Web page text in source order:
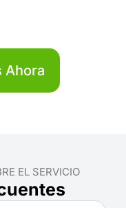
Ahora
EL SERVICIO